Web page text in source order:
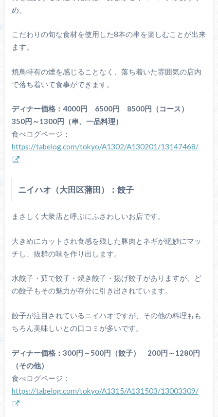
め。
こだわりの旬な食材を使用した8本の串を楽しむことが出来
ます。
焼鳥特有の煙を感じることなく、落ち着いた雰囲気の店内
で落ち着いて食事ができます。
ディナー価格：4000円 6500円 8500円（コース）
350円～1300円（串、一品料理）
食べログページ：
https://tabelog.com/tokyo/A1302/A130201/13147468/
ニイハオ（大田区蒲田）：餃子
まさしく大衆店と呼ぶにふさわしいお店です。
大きめにカットされ食感を残した豚肉とネギが絶妙にマッ
チし、抜群の味を作り出します。
水餃子・茹で餃子・焼き餃子・揚げ餃子がありますが、ど
の餃子もその魅力が存分に引き出されています。
餃子が注目されているニイハオですが、その他の料理もも
ちろん美味しいとの口コミが多いです。
ディナー価格：300円～500円（餃子） 200円～1280円
（その他）
食べログページ：
https://tabelog.com/tokyo/A1315/A131503/13003309/